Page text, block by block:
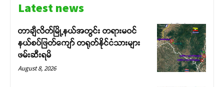
Latest news
တာချီလိတ်မြို့နယ်အတွင်း တရားမဝင်
နယ်စပ်ဖြတ်ကျော် တရုတ်နိုင်ငံသားများ
ဖမ်းဆီးရမိ
August 8, 2026